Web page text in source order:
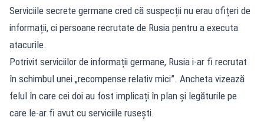
Serviciile secrete germane cred că suspecții nu erau ofițeri de
informații, ci persoane recrutate de Rusia pentru a executa
atacurile.
Potrivit serviciilor de informații germane, Rusia i-ar fi recrutat
în schimbul unei „recompense relativ mici”. Ancheta vizează
felul în care cei doi au fost implicați în plan și legăturile pe
care le-ar fi avut cu serviciile rusești.